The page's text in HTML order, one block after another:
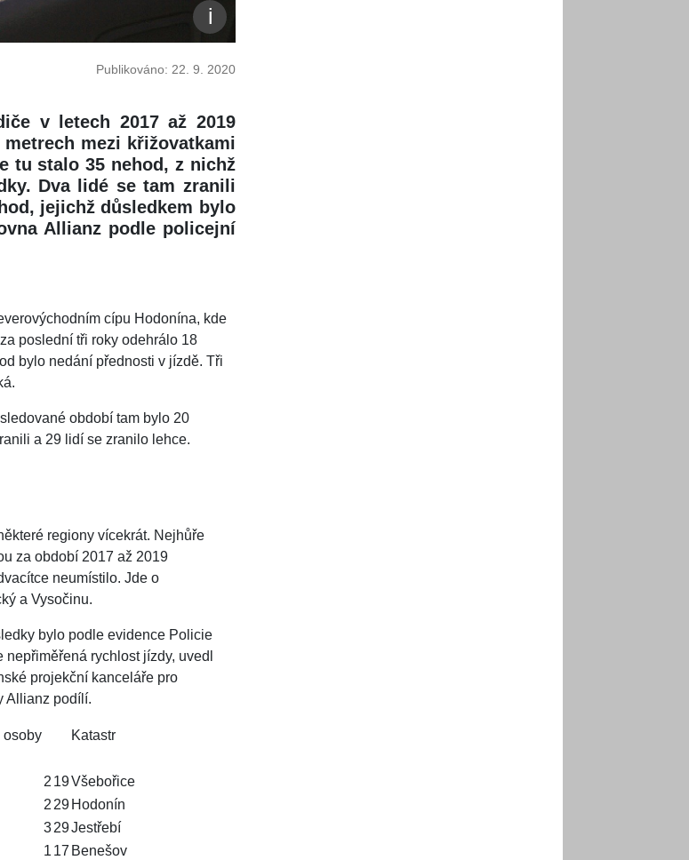
Publikováno: 22. 9. 2020
v letech 2017 až 2019
mezi křižovatkami
tu stalo 35 nehod, z nichž
Dva lidé se tam zranili
jejichž důsledkem bylo
Allianz podle policejní
cípu Hodonína, kde
poslední tři roky odehrálo 18
bylo nedání přednosti v jízdě. Tři
období tam bylo 20
a 29 lidí se zranilo lehce.
regiony vícekrát. Nejhůře
za období 2017 až 2019
neumístilo. Jde o
a Vysočinu.
bylo podle evidence Policie
rychlost jízdy, uvedl
projekční kanceláře pro
Allianz podílí.
osoby
Katastr
2 19Všebořice
2 29 Hodonín
329Jestřebí
1 17 Benešov